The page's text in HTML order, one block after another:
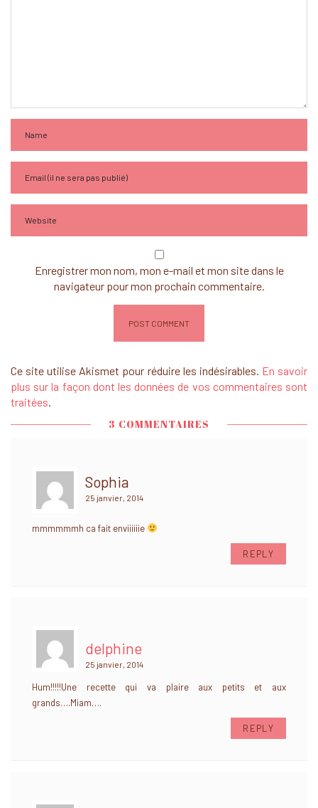
Enregistrer mon nom, mon e-mail et mon site dans le
navigateur pour mon prochain commentaire.
Ce site utilise Akismet pour réduire les indésirables. En savoir
plus sur la façon dont les données de vos commentaires sont
traitées
3 COMMENTAIRES
Sophia
25 janvier, 2014
mmmmmmh ca fait enviiiiiie
REPLY
delphine
25 janvier, 2014
Hum!!!!!Une recette qui va plaire aux petits et aux
grands….Miam….
REPLY